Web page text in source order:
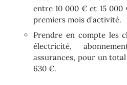
entre 10 000 € et 15
premiers mois d’activité.
Prendre en compte les
électricité,
assurances, pour un
630 €.